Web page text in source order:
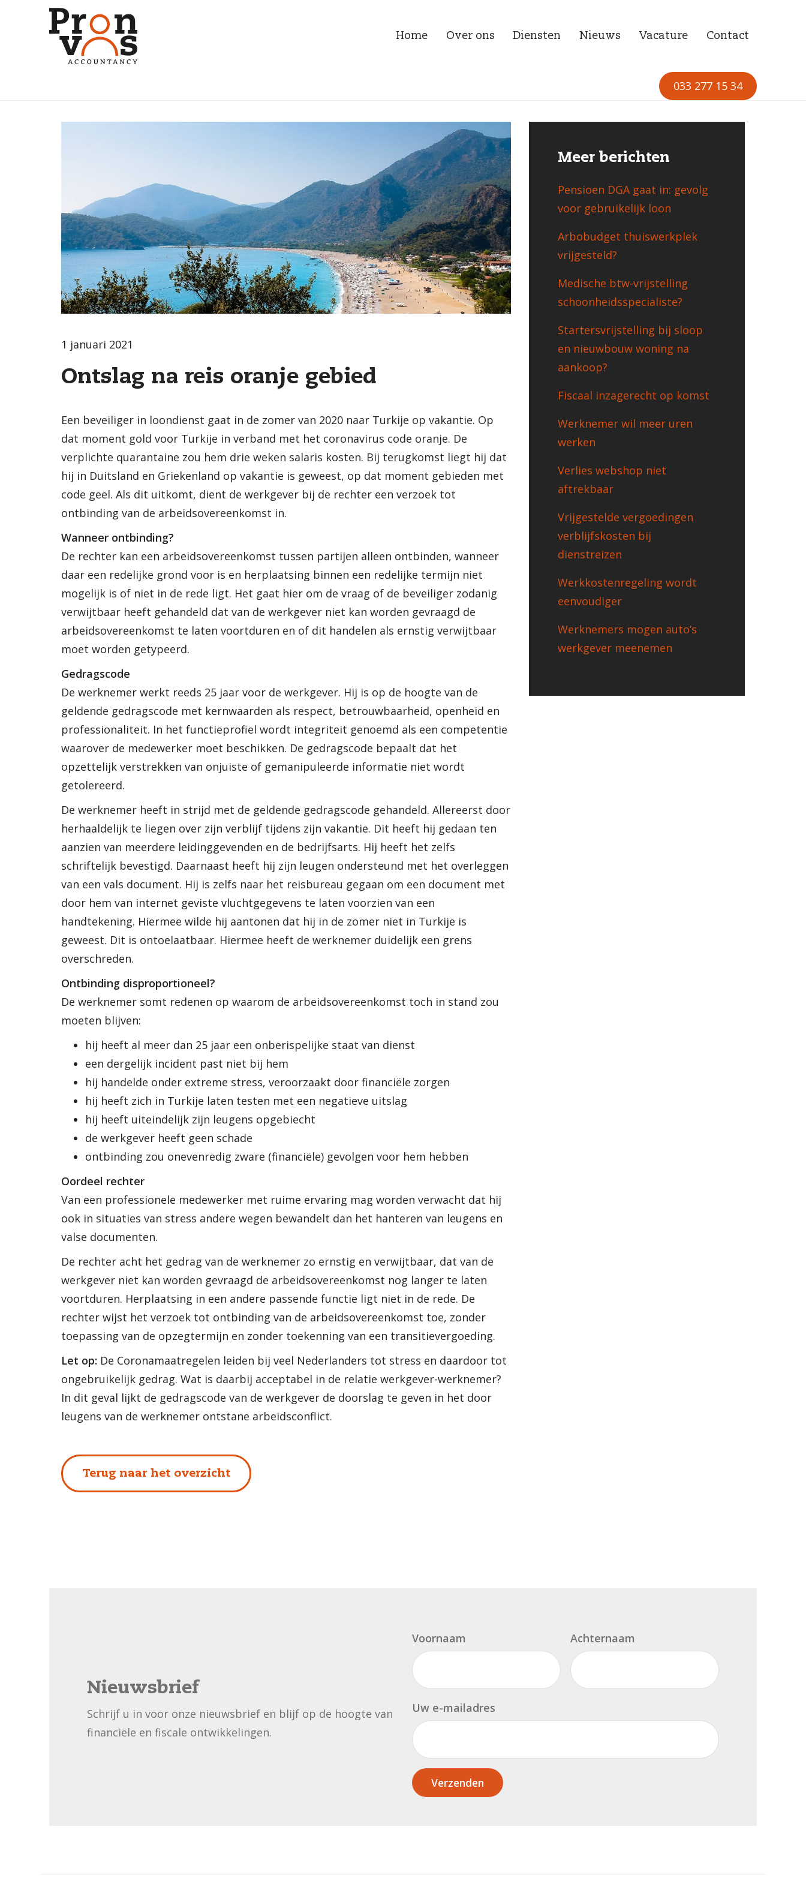
Home Over ons Diensten Nieuws Vacature Contact
033 277 15 34
1 januari 2021
Ontslag na reis oranje gebied
Een beveiliger in loondienst gaat in de zomer van 2020 naar Turkije op vakantie. Op
dat moment gold voor Turkije in verband met het coronavirus code oranje. De
verplichte quarantaine zou hem drie weken salaris kosten. Bij terugkomst liegt hij dat
hij in Duitsland en Griekenland op vakantie is geweest, op dat moment gebieden met
code geel. Als dit uitkomt, dient de werkgever bij de rechter een verzoek tot
ontbinding van de arbeidsovereenkomst in.
Wanneer ontbinding?
De rechter kan een arbeidsovereenkomst tussen partijen alleen ontbinden, wanneer
daar een redelijke grond voor is en herplaatsing binnen een redelijke termijn niet
mogelijk is of niet in de rede ligt. Het gaat hier om de vraag of de beveiliger zodanig
verwijtbaar heeft gehandeld dat van de werkgever niet kan worden gevraagd de
arbeidsovereenkomst te laten voortduren en of dit handelen als ernstig verwijtbaar
moet worden getypeerd.
Gedragscode
De werknemer werkt reeds 25 jaar voor de werkgever. Hij is op de hoogte van de
geldende gedragscode met kernwaarden als respect, betrouwbaarheid, openheid en
professionaliteit. In het functieprofiel wordt integriteit genoemd als een competentie
waarover de medewerker moet beschikken. De gedragscode bepaalt dat het
opzettelijk verstrekken van onjuiste of gemanipuleerde informatie niet wordt
getolereerd.
De werknemer heeft in strijd met de geldende gedragscode gehandeld. Allereerst door
herhaaldelijk te liegen over zijn verblijf tijdens zijn vakantie. Dit heeft hij gedaan ten
aanzien van meerdere leidinggevenden en de bedrijfsarts. Hij heeft het zelfs
schriftelijk bevestigd. Daarnaast heeft hij zijn leugen ondersteund met het overleggen
van een vals document. Hij is zelfs naar het reisbureau gegaan om een document met
door hem van internet geviste vluchtgegevens te laten voorzien van een
handtekening. Hiermee wilde hij aantonen dat hij in de zomer niet in Turkije is
geweest. Dit is ontoelaatbaar. Hiermee heeft de werknemer duidelijk een grens
overschreden.
Ontbinding disproportioneel?
De werknemer somt redenen op waarom de arbeidsovereenkomst toch in stand zou
moeten blijven:
hij heeft al meer dan 25 jaar een onberispelijke staat van dienst
een dergelijk incident past niet bij hem
hij handelde onder extreme stress, veroorzaakt door financiële zorgen
hij heeft zich in Turkije laten testen met een negatieve uitslag
hij heeft uiteindelijk zijn leugens opgebiecht
de werkgever heeft geen schade
ontbinding zou onevenredig zware (financiële) gevolgen voor hem hebben
Oordeel rechter
Van een professionele medewerker met ruime ervaring mag worden verwacht dat hij
ook in situaties van stress andere wegen bewandelt dan het hanteren van leugens en
valse documenten.
De rechter acht het gedrag van de werknemer zo ernstig en verwijtbaar, dat van de
werkgever niet kan worden gevraagd de arbeidsovereenkomst nog langer te laten
voortduren. Herplaatsing in een andere passende functie ligt niet in de rede. De
rechter wijst het verzoek tot ontbinding van de arbeidsovereenkomst toe, zonder
toepassing van de opzegtermijn en zonder toekenning van een transitievergoeding.
Let op: De Coronamaatregelen leiden bij veel Nederlanders tot stress en daardoor tot
ongebruikelijk gedrag. Wat is daarbij acceptabel in de relatie werkgever-werknemer?
In dit geval lijkt de gedragscode van de werkgever de doorslag te geven in het door
leugens van de werknemer ontstane arbeidsconflict.
Terug naar het overzicht
Meer berichten
Pensioen DGA gaat in: gevolg
voor gebruikelijk loon
Arbobudget thuiswerkplek
vrijgesteld?
Medische btw-vrijstelling
schoonheidsspecialiste?
Startersvrijstelling bij sloop
en nieuwbouw woning na
aankoop?
Fiscaal inzagerecht op komst
Werknemer wil meer uren
werken
Verlies webshop niet
aftrekbaar
Vrijgestelde vergoedingen
verblijfskosten bij
dienstreizen
Werkkostenregeling wordt
eenvoudiger
Werknemers mogen auto’s
werkgever meenemen
Nieuwsbrief
Schrijf u in voor onze nieuwsbrief en blijf op de hoogte van
financiële en fiscale ontwikkelingen.
Voornaam Achternaam
Uw e-mailadres
Verzenden